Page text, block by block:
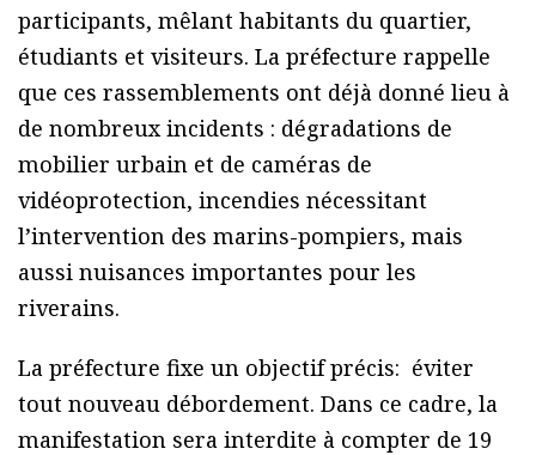
participants, mêlant habitants du quartier,
étudiants et visiteurs. La préfecture rappelle
que ces rassemblements ont déjà donné lieu à
de nombreux incidents : dégradations de
mobilier urbain et de caméras de
vidéoprotection, incendies nécessitant
l’intervention des marins-pompiers, mais
aussi nuisances importantes pour les
riverains.
La préfecture fixe un objectif précis: éviter
tout nouveau débordement. Dans ce cadre, la
manifestation sera interdite à compter de 19